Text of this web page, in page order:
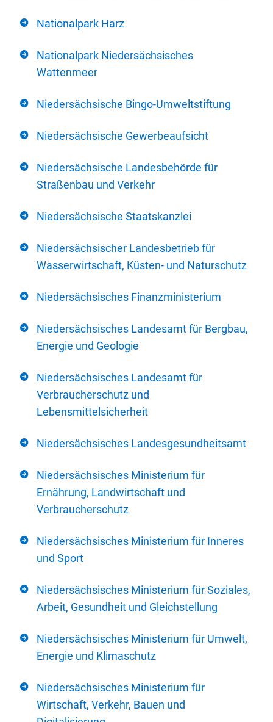
Nationalpark Harz
Nationalpark Niedersächsisches
Wattenmeer
Niedersächsische Bingo-Umweltstiftung
Niedersächsische Gewerbeaufsicht
Niedersächsische Landesbehörde für
Straßenbau und Verkehr
Niedersächsische Staatskanzlei
Niedersächsischer Landesbetrieb für
Wasserwirtschaft, Küsten- und Naturschutz
Niedersächsisches Finanzministerium
Niedersächsisches Landesamt für Bergbau,
Energie und Geologie
Niedersächsisches Landesamt für
Verbraucherschutz und
Lebensmittelsicherheit
Niedersächsisches Landesgesundheitsamt
Niedersächsisches Ministerium für
Ernährung, Landwirtschaft und
Verbraucherschutz
Niedersächsisches Ministerium für Inneres
und Sport
Niedersächsisches Ministerium für Soziales,
Arbeit, Gesundheit und Gleichstellung
Niedersächsisches Ministerium für Umwelt,
Energie und Klimaschutz
Niedersächsisches Ministerium für
Wirtschaft, Verkehr, Bauen und